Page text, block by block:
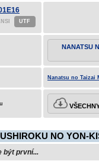
NANATSU
Nanatsu no Taizai
NO YON-
být první...